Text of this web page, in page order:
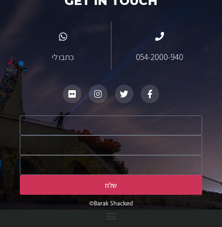
054-2000-940 כתבו לי
שלח